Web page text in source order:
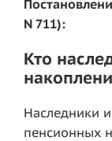
N 711):
Кто
Наследники
пенсионных